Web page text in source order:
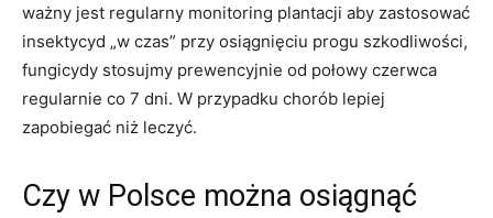
ważny jest regularny monitoring plantacji aby zastosować
insektycyd „w czas” przy osiągnięciu progu szkodliwości,
fungicydy stosujmy prewencyjnie od połowy czerwca
regularnie co 7 dni. W przypadku chorób lepiej
zapobiegać niż leczyć.
Czy w Polsce można osiągnąć